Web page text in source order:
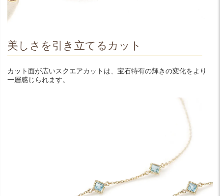
美しさを引き立てるカット
カット面が広いスクエアカットは、宝石特有の輝きの変化をより
一層感じられます。